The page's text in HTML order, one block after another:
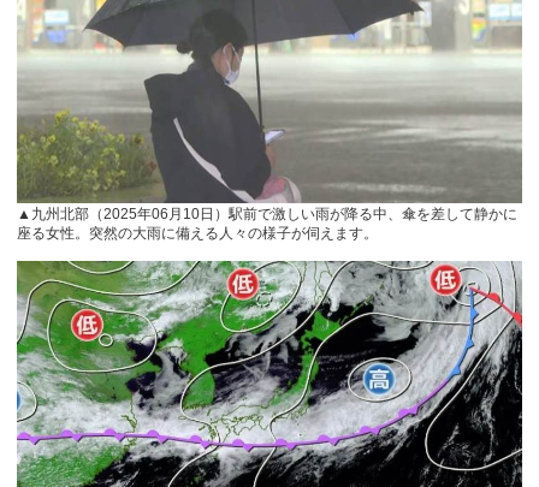
▲九州北部（2025年06 月 10日）駅前で激しい雨が降る中、傘を差して静かに
座る女性。突然の大雨に備える人々の様子が伺えます。